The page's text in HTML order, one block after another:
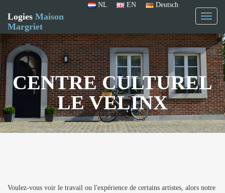
Toggle
Logies Maison
Margriet
NL EN Deutsch
CENTRE CULTUREL
LE VELINX
Voulez-vous voir le travail ou l'expérience de certains artistes, alors notre